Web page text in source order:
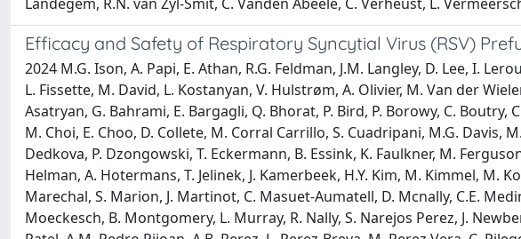
Efficacy and Safety of Respiratory Syncytial Virus (RSV)
2024 M.G. Ison, A. Papi, E. Athan, R.G. Feldman, J.M. Langley, D. Lee, I.
L. Fissette, M. David, L. Kostanyan, V. Hulstrøm, A. Olivier, M. Van der
Asatryan, G. Bahrami, E. Bargagli, Q. Bhorat, P. Bird, P. Borowy, C.
M. Choi, E. Choo, D. Collete, M. Corral Carrillo, S. Cuadripani, M.G. Davis,
Dedkova, P. Dzongowski, T. Eckermann, B. Essink, K. Faulkner, M.
Helman, A. Hotermans, T. Jelinek, J. Kamerbeek, H.Y. Kim, M. Kimmel, M.
Marechal, S. Marion, J. Martinot, C. Masuet-Aumatell, D. Mcnally, C.E.
Moeckesch, B. Montgomery, L. Murray, R. Nally, S. Narejos Perez, J.